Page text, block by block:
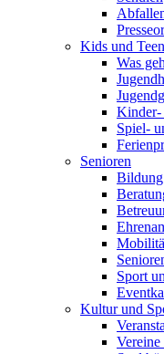
Kids und
Was
Kinder-
Spiel-
Senioren
Bildung
Sport
Kultur und
Vereine